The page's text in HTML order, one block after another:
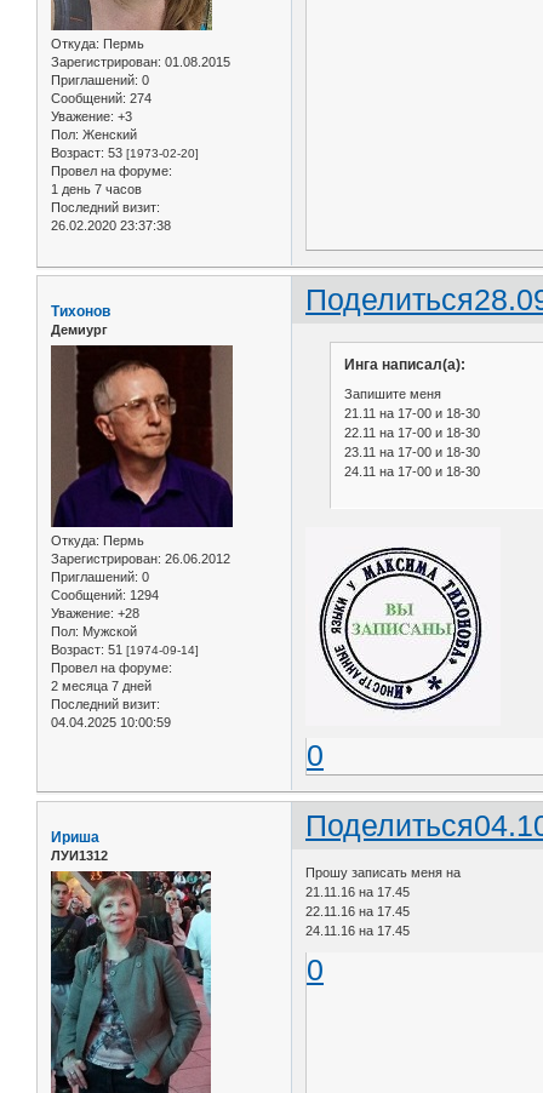
Откуда: Пермь
Зарегистрирован: 01.08.2015
Приглашений: 0
Сообщений: 274
Уважение: +3
Пол: Женский
Возраст: 53 [1973-02-20]
Провел на форуме:
1 день 7 часов
Последний визит:
26.02.2020 23:37:38
Поделиться
Тихонов
Демиург
Откуда: Пермь
Зарегистрирован: 26.06.2012
Приглашений: 0
Сообщений: 1294
Уважение: +28
Пол: Мужской
Возраст: 51 [1974-09-14]
Провел на форуме:
2 месяца 7 дней
Последний визит:
04.04.2025 10:00:59
Инга написал(а):
Запишите меня
21.11 на 17-00 и 18-30
22.11 на 17-00 и 18-30
23.11 на 17-00 и 18-30
24.11 на 17-00 и 18-30
0
Поделиться
Ириша
ЛУИ1312
Прошу записать меня на
21.11.16 на 17.45
22.11.16 на 17.45
24.11.16 на 17.45
0